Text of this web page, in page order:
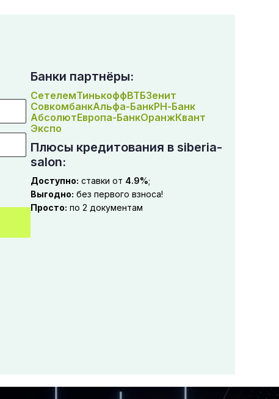
Банки партнёры:
СетелемТинькоффВТБЗенит
СовкомбанкАльфа-БанкРН-Банк
АбсолютЕвропа-БанкОранжКвант
Экспо
Плюсы кредитования в siberia-
salon:
Доступно: ставки от 4.9%;
Выгодно: без первого взноса!
Просто: по 2 документам